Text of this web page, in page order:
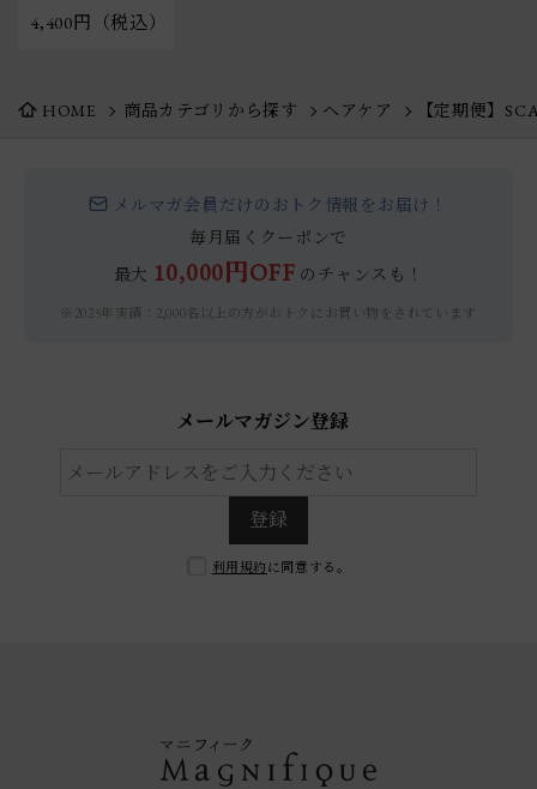
4,400円（税込）
HOME 商品カテゴリから探す ヘアケア 【定期便】
メルマガ会員だけのおトク情報をお届け！
毎月届くクーポンで
最大 10,000円OFF のチャンスも！
※2025年実績：2,000名以上の方がおトクにお買い物をされています
メールマガジン登録
登録
利用規約 に同意する。